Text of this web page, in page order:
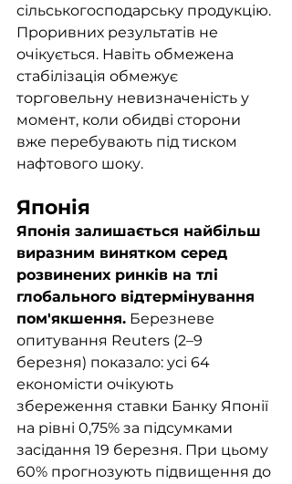
сільськогосподарську продукцію.
Проривних результатів не
очікується. Навіть обмежена
стабілізація обмежує
торговельну невизначеність у
момент, коли обидві сторони
вже перебувають під тиском
нафтового шоку.
Японія
Японія залишається найбільш
виразним винятком серед
розвинених ринків на тлі
глобального відтермінування
пом'якшення. Березневе
опитування Reuters (2–9
березня) показало: усі 64
економісти очікують
збереження ставки Банку Японії
на рівні 0,75% за підсумками
засідання 19 березня. При цьому
60% прогнозують підвищення до